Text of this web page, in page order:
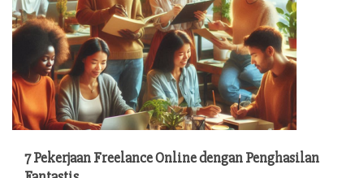
7 Pekerjaan Freelance Online dengan Penghasilan